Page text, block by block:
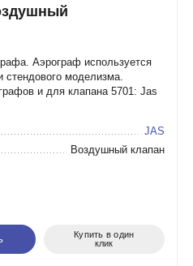
Аэрограф используется
стендового моделизма.
и для клапана 5701: Jas
JAS
Воздушный клапан
Купить в один
клик